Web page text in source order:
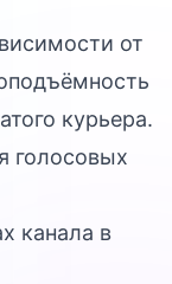
от
курьера.
голосовых
канала в